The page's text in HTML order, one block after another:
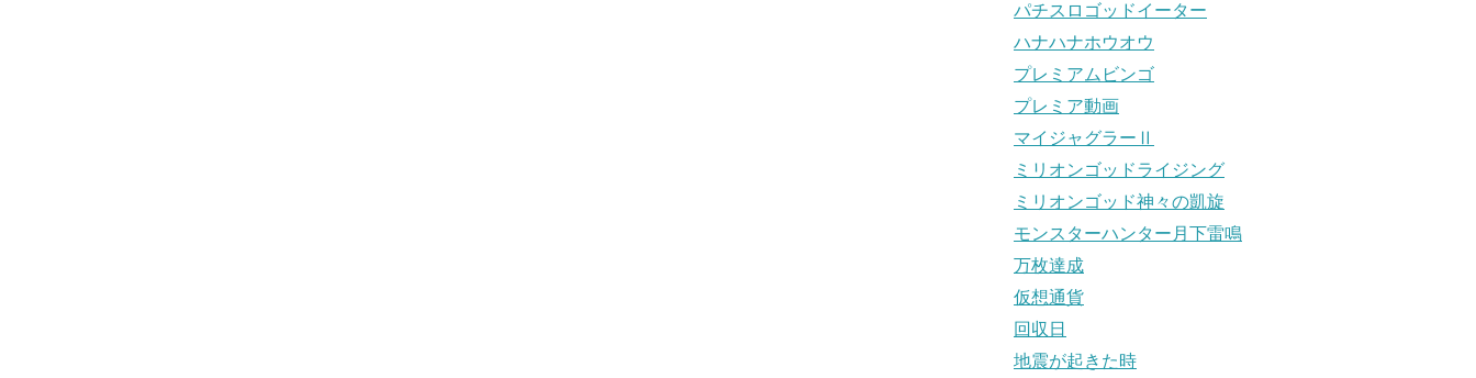
パチスロゴッドイーター
ハナハナホウオウ
プレミアムビンゴ
プレミア動画
マイジャグラーⅡ
ミリオンゴッドライジング
ミリオンゴッド神々の凱旋
モンスターハンター月下雷鳴
万枚達成
仮想通貨
回収日
地震が起きた時